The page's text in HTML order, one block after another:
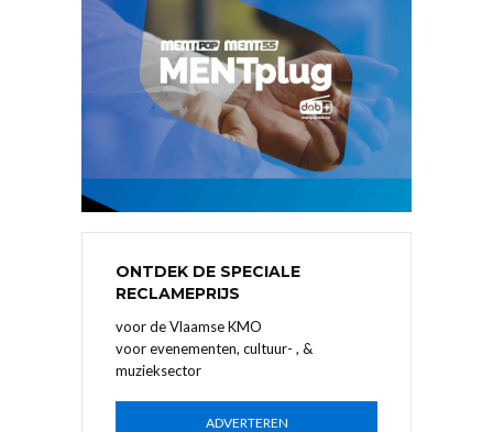
ONTDEK DE SPECIALE
RECLAMEPRIJS
voor de Vlaamse KMO
voor evenementen, cultuur- , &
muzieksector
ADVERTEREN